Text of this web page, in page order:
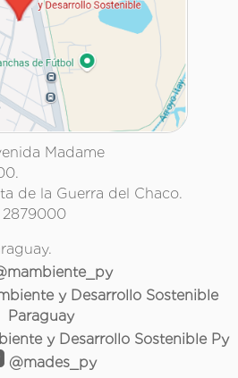
Madame
de la Guerra del Chaco.
2879000
y Desarrollo Sostenible
Paraguay
y Desarrollo Sostenible Py
@mades_py